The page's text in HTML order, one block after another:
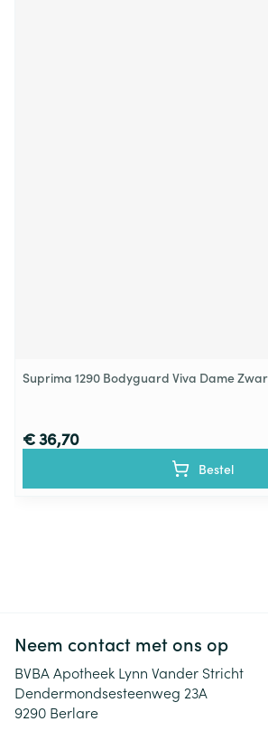
Suprima 1290 Bodyguard Viva Dame
€ 36,70
Bestel
Neem contact met ons op
BVBA Apotheek Lynn Vander Stricht
Dendermondsesteenweg 23A
9290 Berlare